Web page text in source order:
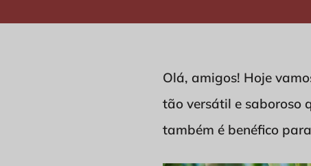
Olá, amigos! Hoje
tão versátil e saboroso
também é benéfico